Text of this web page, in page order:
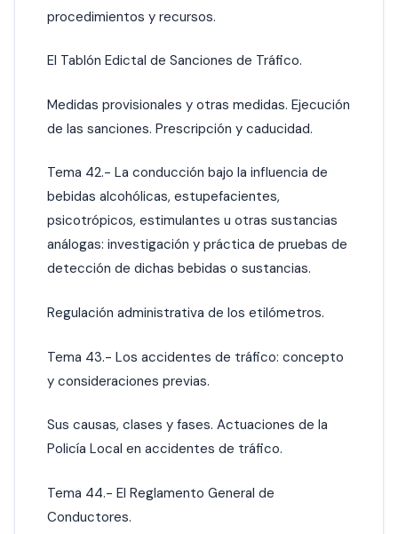
procedimientos y recursos.
El Tablón Edictal de Sanciones de Tráfico.
Medidas provisionales y otras medidas. Ejecución
de las sanciones. Prescripción y caducidad.
Tema 42.- La conducción bajo la influencia de
bebidas alcohólicas, estupefacientes,
psicotrópicos, estimulantes u otras sustancias
análogas: investigación y práctica de pruebas de
detección de dichas bebidas o sustancias.
Regulación administrativa de los etilómetros.
Tema 43.- Los accidentes de tráfico: concepto
y consideraciones previas.
Sus causas, clases y fases. Actuaciones de la
Policía Local en accidentes de tráfico.
Tema 44.- El Reglamento General de
Conductores.